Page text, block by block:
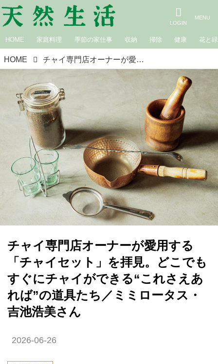
HOME 家庭料理 季節の家仕事 収納 掃除 健康 花と緑
HOME チャイ専門店オーナーが愛用する「チャイセット」を拝見。どこでもすぐにチャイができる“これさえあれば”の道具たち／ミミロータス・吉池浩美さん
チャイ専門店オーナーが愛用する
「チャイセット」を拝見。どこでも
すぐにチャイができる“これさえあ
れば”の道具たち／ミミロータス・
吉池浩美さん
2026-06-26